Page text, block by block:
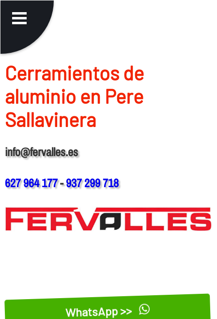
Cerramientos de
aluminio en Pere
Sallavinera
info@fervalles.es
627 964 177-937 299 718
WhatsApp >>